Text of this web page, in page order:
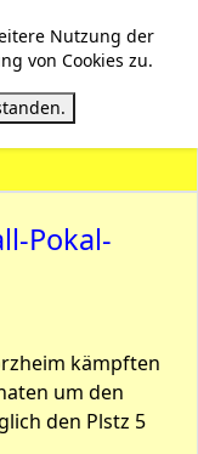
Nutzung der
von Cookies zu.
Pokal-
kämpften
um den
den Plstz 5